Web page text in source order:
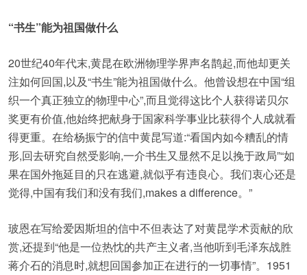
“书生”能为祖国做什么
20世纪40年代末,黄昆在欧洲物理学界声名鹊起,而他却更关
注如何回国,以及“书生”能为祖国做什么。他曾设想在中国“组
织一个真正独立的物理中心”,而且觉得这比个人获得诺贝尔
奖更有价值,他始终把献身于国家科学事业比获得个人成就看
得更重。在给杨振宁的信中黄昆写道:“看国内如今糟乱的情
形,回去研究自然受影响,一介书生又显然不足以挽于政局”“如
果在国外拖延目的只在逃避,就似乎有违良心。我们衷心还是
觉得,中国有我们和没有我们,makes a difference。”
玻恩在写给爱因斯坦的信中不但表达了对黄昆学术贡献的欣
赏,还提到“他是一位热忱的共产主义者,当他听到毛泽东战胜
蒋介石的消息时,就想回国参加正在进行的一切事情”。1951